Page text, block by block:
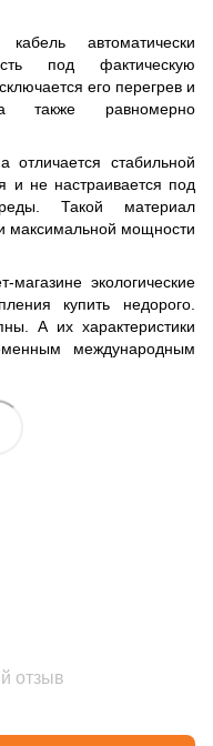
автоматически
под фактическую
его перегрев и
а также равномерно
отличается стабильной
и не настраивается под
Такой материал
максимальной мощности
экологические
купить недорого.
А их характеристики
международным
отзыв